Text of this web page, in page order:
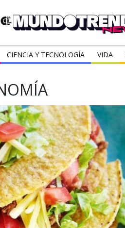
CIENCIA Y TECNOLOGÍA VIDA